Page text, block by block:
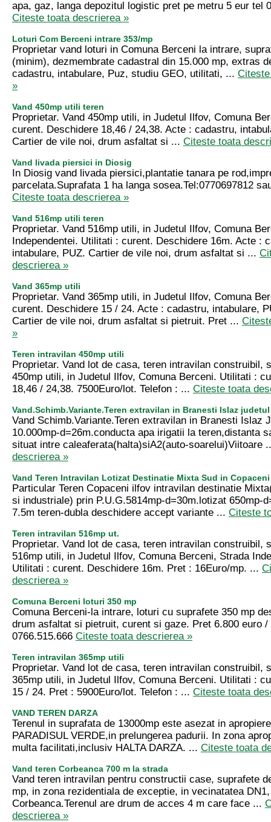
apa, gaz, langa depozitul logistic pret pe metru 5 eur tel
Citeste toata descrierea »
Loturi Com Berceni intrare 353/mp
Proprietar vand loturi in Comuna Berceni la intrare,
(minim), dezmembrate cadastral din 15.000 mp, extras
cadastru, intabulare, Puz, studiu GEO, utilitati, ...
»
Vand 450mp utili teren
Proprietar. Vand 450mp utili, in Judetul Ilfov, Comuna
curent. Deschidere 18,46 / 24,38. Acte : cadastru,
Cartier de vile noi, drum asfaltat si ... Citeste toata
Vand livada piersici in Diosig
In Diosig vand livada piersici,plantatie tanara pe
parcelata.Suprafata 1 ha langa sosea.Tel:0770697812
Citeste toata descrierea »
Vand 516mp utili teren
Proprietar. Vand 516mp utili, in Judetul Ilfov, Comuna
Independentei. Utilitati : curent. Deschidere 16m. Acte :
intabulare, PUZ. Cartier de vile noi, drum asfaltat si ...
descrierea »
Vand 365mp utili
Proprietar. Vand 365mp utili, in Judetul Ilfov, Comuna
curent. Deschidere 15 / 24. Acte : cadastru, intabulare,
Cartier de vile noi, drum asfaltat si pietruit. Pret ...
»
Teren intravilan 450mp utili
Proprietar. Vand lot de casa, teren intravilan construibil,
450mp utili, in Judetul Ilfov, Comuna Berceni. Utilitati :
18,46 / 24,38. 7500Euro/lot. Telefon : ... Citeste toata
Vand.Schimb.Variante.Teren extravilan in Branesti Islaz
Vand Schimb.Variante.Teren extravilan in Branesti Islaz
10.000mp-d=26m.conducta apa irigatii la teren,distanta
situat intre caleaferata(halta)siA2(auto-soarelui)Viitoare
descrierea »
Vand Teren Intravilan Lotizat Destinatie Mixta Sud in
Particular Teren Copaceni ilfov intravilan destinatie
si industriale) prin P.U.G.5814mp-d=30m.lotizat 650mp-
7.5m teren-dubla deschidere accept variante ... Citeste
Teren intravilan 516mp ut.
Proprietar. Vand lot de casa, teren intravilan construibil,
516mp utili, in Judetul Ilfov, Comuna Berceni, Strada
Utilitati : curent. Deschidere 16m. Pret : 16Euro/mp. ...
descrierea »
Comuna Berceni loturi 350 mp
Comuna Berceni-la intrare, loturi cu suprafete 350 mp
drum asfaltat si pietruit, curent si gaze. Pret 6.800 euro /
0766.515.666 Citeste toata descrierea »
Teren intravilan 365mp utili
Proprietar. Vand lot de casa, teren intravilan construibil,
365mp utili, in Judetul Ilfov, Comuna Berceni. Utilitati :
15 / 24. Pret : 5900Euro/lot. Telefon : ... Citeste toata
VAND TEREN DARZA
Terenul in suprafata de 13000mp este asezat in
PARADISUL VERDE,in prelungerea padurii. In zona
multa facilitati,inclusiv HALTA DARZA. ... Citeste toata
Vand teren Corbeanca 700 m la strada
Vand teren intravilan pentru constructii case, suprafete
mp, in zona rezidentiala de exceptie, in vecinatatea
Corbeanca.Terenul are drum de acces 4 m care face ...
descrierea »